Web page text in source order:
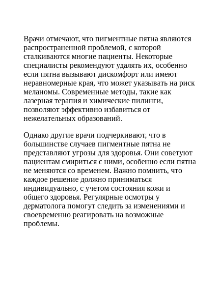
Врачи отмечают, что пигментные пятна являются
распространенной проблемой, с которой
сталкиваются многие пациенты. Некоторые
специалисты рекомендуют удалять их, особенно
если пятна вызывают дискомфорт или имеют
неравномерные края, что может указывать на риск
меланомы. Современные методы, такие как
лазерная терапия и химические пилинги,
позволяют эффективно избавиться от
нежелательных образований.
Однако другие врачи подчеркивают, что в
большинстве случаев пигментные пятна не
представляют угрозы для здоровья. Они советуют
пациентам смириться с ними, особенно если пятна
не меняются со временем. Важно помнить, что
каждое решение должно приниматься
индивидуально, с учетом состояния кожи и
общего здоровья. Регулярные осмотры у
дерматолога помогут следить за изменениями и
своевременно реагировать на возможные
проблемы.